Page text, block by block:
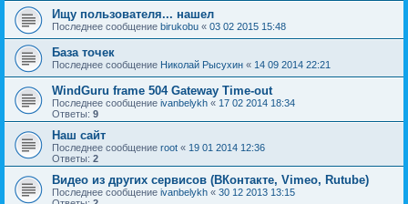
Ищу пользователя... нашел
Последнее сообщение birukobu « 03 02 2015 15:48
База точек
Последнее сообщение Николай Рысухин « 14 09 2014 22:21
WindGuru frame 504 Gateway Time-out
Последнее сообщение ivanbelykh « 17 02 2014 18:34
Ответы: 9
Наш сайт
Последнее сообщение root « 19 01 2014 12:36
Ответы: 2
Видео из других сервисов (ВКонтакте, Vimeo, Rutube)
Последнее сообщение ivanbelykh « 30 12 2013 13:15